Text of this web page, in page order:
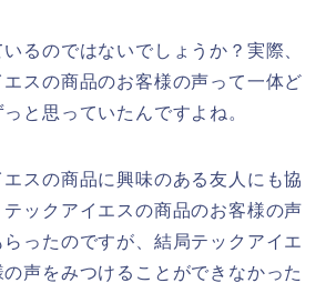
るのではないでしょうか？実際、
スの商品のお客様の声って一体ど
と思っていたんですよね。
スの商品に興味のある友人にも協
ックアイエスの商品のお客様の声
ったのですが、結局テックアイエ
声をみつけることができなかった